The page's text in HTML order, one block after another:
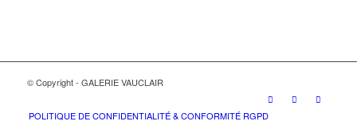
© Copyright - GALERIE VAUCLAIR
POLITIQUE DE CONFIDENTIALITÉ & CONFORMITÉ RGPD